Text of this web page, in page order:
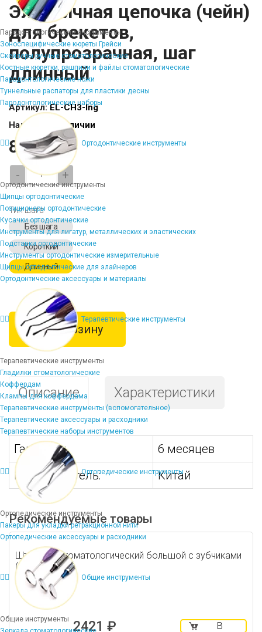
Пародонтологические инструменты
Зоноспецифические кюреты Грейси
Скейлеры ручные стоматологические
Костные кюретки, рашпили и файлы стоматологические
Пародонтологические ножи
Туннельные распаторы для пластики десны
Пародонтологические наборы
Ортодонтические инструменты
Ортодонтические инструменты
Щипцы ортодонтические
Позиционеры ортодонтические
Кусачки ортодонтические
Инструменты для лигатур, металлических и эластических
Подставки ортодонтические
Инструменты ортодонтические измерительные
Щипцы ортодонтические для элайнеров
Ортодонтические аксессуары и материалы
Терапевтические инструменты
Терапевтические инструменты
Гладилки стоматологические
Коффердам
Клампы для коффердама
Терапевтические инструменты (вспомогательное)
Терапевтические аксессуары и расходники
Терапевтические наборы инструментов
Ортопедические инструменты
Ортопедические инструменты
Пакеры для укладки ретракционной нити
Ортопедические аксессуары и расходники
Общие инструменты
Общие инструменты
Эластичная цепочка (чейн)
для брекетов,
полупрозрачная, шаг
длинный
Артикул:EL-CH3-lng
Наличие:
В наличии
804 ₽
- +
Тип шага
Без шага
Короткий
Длинный
В корзину
Описание Характеристики
Гарантия:
6 месяцев
Производитель:
Китай
Рекомендуемые товары
Штопфер стоматологический большой с зубчиками
(для ПРФ)
2421 ₽ В